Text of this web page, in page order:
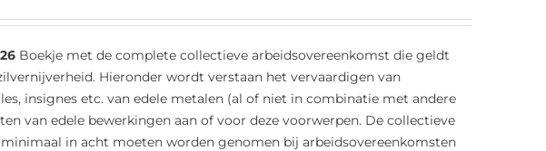
Boekje met de complete collectieve arbeidsovereenkomst die geldt
Hieronder wordt verstaan het vervaardigen van
insignes etc. van edele metalen (al of niet in combinatie met andere
van edele bewerkingen aan of voor deze voorwerpen. De collectieve
in acht moeten worden genomen bij arbeidsovereenkomsten